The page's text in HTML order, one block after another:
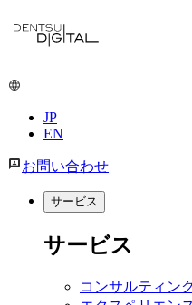
メ
コ
ツ
JP
EN
お問い合わせ
サービス
サービス
コンサルティン